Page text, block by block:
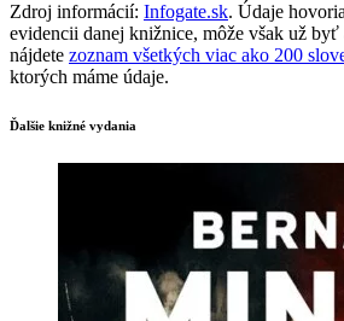
Zdroj informácií: Infogate.sk. Údaje
evidencii danej knižnice, môže však už byť
nájdete zoznam všetkých viac ako 200
ktorých máme údaje.
Ďalšie knižné vydania